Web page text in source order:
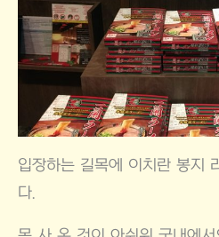
입장하는 길목에 이치란 봉지
다.